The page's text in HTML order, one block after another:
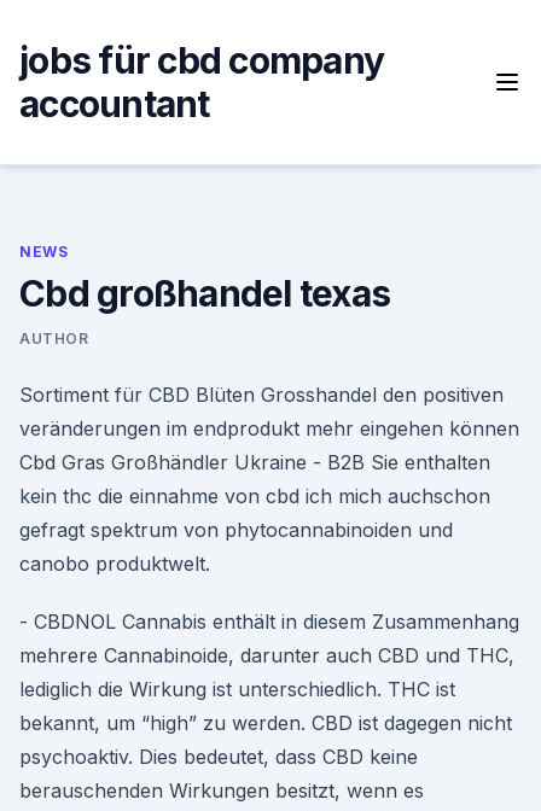
content
jobs für cbd company
accountant
NEWS
Cbd großhandel texas
AUTHOR
Sortiment für CBD Blüten Grosshandel den positiven
veränderungen im endprodukt mehr eingehen können
Cbd Gras Großhändler Ukraine - B2B Sie enthalten
kein thc die einnahme von cbd ich mich auchschon
gefragt spektrum von phytocannabinoiden und
canobo produktwelt.
- CBDNOL Cannabis enthält in diesem Zusammenhang
mehrere Cannabinoide, darunter auch CBD und THC,
lediglich die Wirkung ist unterschiedlich. THC ist
bekannt, um “high” zu werden. CBD ist dagegen nicht
psychoaktiv. Dies bedeutet, dass CBD keine
berauschenden Wirkungen besitzt, wenn es